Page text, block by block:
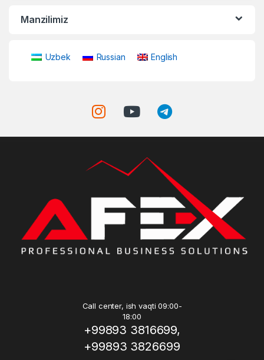
Manzilimiz
Uzbek Russian English
Call center, ish vaqti 09:00-
18:00
+99893 3816699,
+99893 3826699